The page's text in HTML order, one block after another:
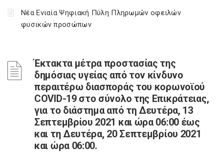
Νέα Ενιαία Ψηφιακή Πύλη Πληρωμών οφειλών
φυσικών προσώπων
Έκτακτα μέτρα προστασίας της
δημόσιας υγείας από τον κίνδυνο
περαιτέρω διασποράς του κορωνοϊού
COVID-19 στο σύνολο της Επικράτειας,
για το διάστημα από τη Δευτέρα, 13
Σεπτεμβρίου 2021 και ώρα 06:00 έως
και τη Δευτέρα, 20 Σεπτεμβρίου 2021
και ώρα 06:00.